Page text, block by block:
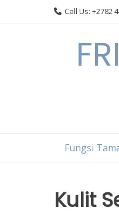
Call Us: +2782
Fungsi
Kulit